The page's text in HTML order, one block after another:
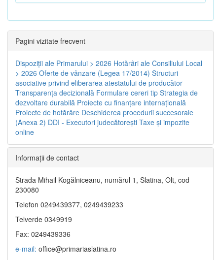
Pagini vizitate frecvent
Dispoziţii ale Primarului > 2026 Hotărâri ale Consiliului Local
> 2026 Oferte de vânzare (Legea 17/2014) Structuri
asociative privind eliberarea atestatului de producător
Transparenţa decizională Formulare cereri tip Strategia de
dezvoltare durabilă Proiecte cu finanţare internaţională
Proiecte de hotărâre Deschiderea procedurii succesorale
(Anexa 2) DDI - Executori judecătorești Taxe şi impozite
online
Informaţii de contact
Strada Mihail Kogălniceanu, numărul 1, Slatina, Olt, cod
230080
Telefon 0249439377, 0249439233
Telverde 0349919
Fax: 0249439336
e-mail: office@primariaslatina.ro